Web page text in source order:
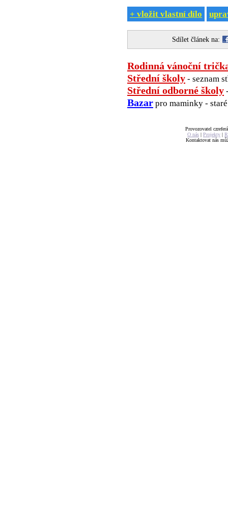
+ vložit vlastní dílo
Sdílet článek na:
Rodinná vánoční
Střední školy - seznam
Střední odborné školy
Bazar pro maminky -
Provozovatel
O nás | Projekty |
Kontaktovat nás